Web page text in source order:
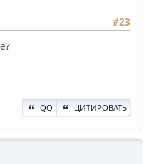
#23
QQ ЦИТИРОВАТЬ